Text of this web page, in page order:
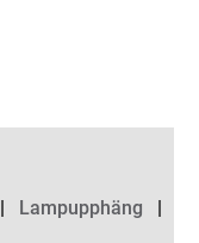
Lampupphäng